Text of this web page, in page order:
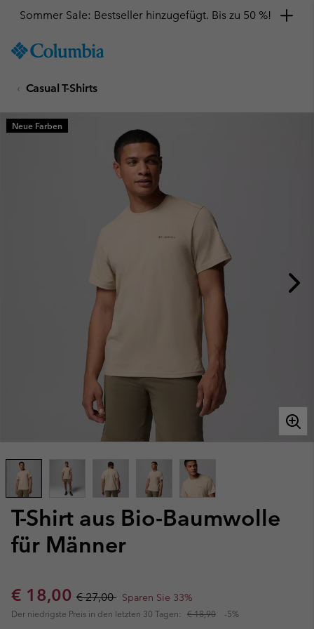
TO
SKIP
MAIN
NAV
Sommer Sale: Bestseller hinzugefügt. Bis zu 50 %!
Casual T-Shirts
T-Shirt aus Bio-Baumwolle
für Männer
Sale price:
€ 18,00 Regular price:
€ 27,00 Sparen Sie 33%
Der niedrigste Preis in den letzten 30 Tagen: € 18,90 -5%
Neue Farben